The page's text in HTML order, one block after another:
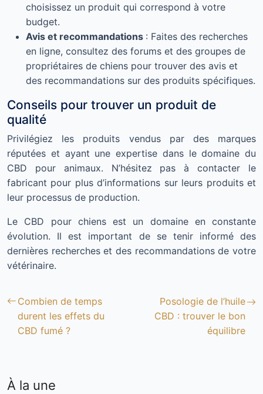
choisissez un produit qui correspond à votre
budget.
Avis et recommandations : Faites des recherches
en ligne, consultez des forums et des groupes de
propriétaires de chiens pour trouver des avis et
des recommandations sur des produits spécifiques.
Conseils pour trouver un produit de
qualité
Privilégiez les produits vendus par des marques
réputées et ayant une expertise dans le domaine du
CBD pour animaux. N’hésitez pas à contacter le
fabricant pour plus d’informations sur leurs produits et
leur processus de production.
Le CBD pour chiens est un domaine en constante
évolution. Il est important de se tenir informé des
dernières recherches et des recommandations de votre
vétérinaire.
Combien de temps
durent les effets du
CBD fumé ?
Posologie de l’huile
CBD : trouver le bon
équilibre
À la une